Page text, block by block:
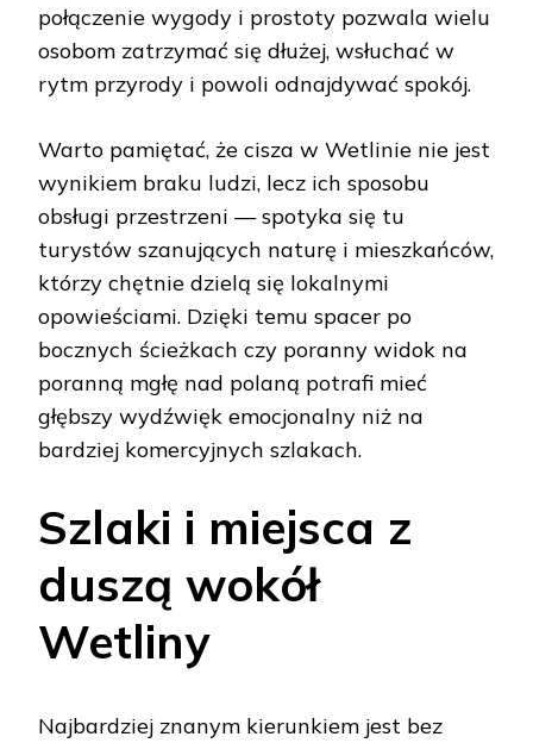
połączenie wygody i prostoty pozwala wielu
osobom zatrzymać się dłużej, wsłuchać w
rytm przyrody i powoli odnajdywać spokój.
Warto pamiętać, że cisza w Wetlinie nie jest
wynikiem braku ludzi, lecz ich sposobu
obsługi przestrzeni — spotyka się tu
turystów szanujących naturę i mieszkańców,
którzy chętnie dzielą się lokalnymi
opowieściami. Dzięki temu spacer po
bocznych ścieżkach czy poranny widok na
poranną mgłę nad polaną potrafi mieć
głębszy wydźwięk emocjonalny niż na
bardziej komercyjnych szlakach.
Szlaki i miejsca z
duszą wokół
Wetliny
Najbardziej znanym kierunkiem jest bez